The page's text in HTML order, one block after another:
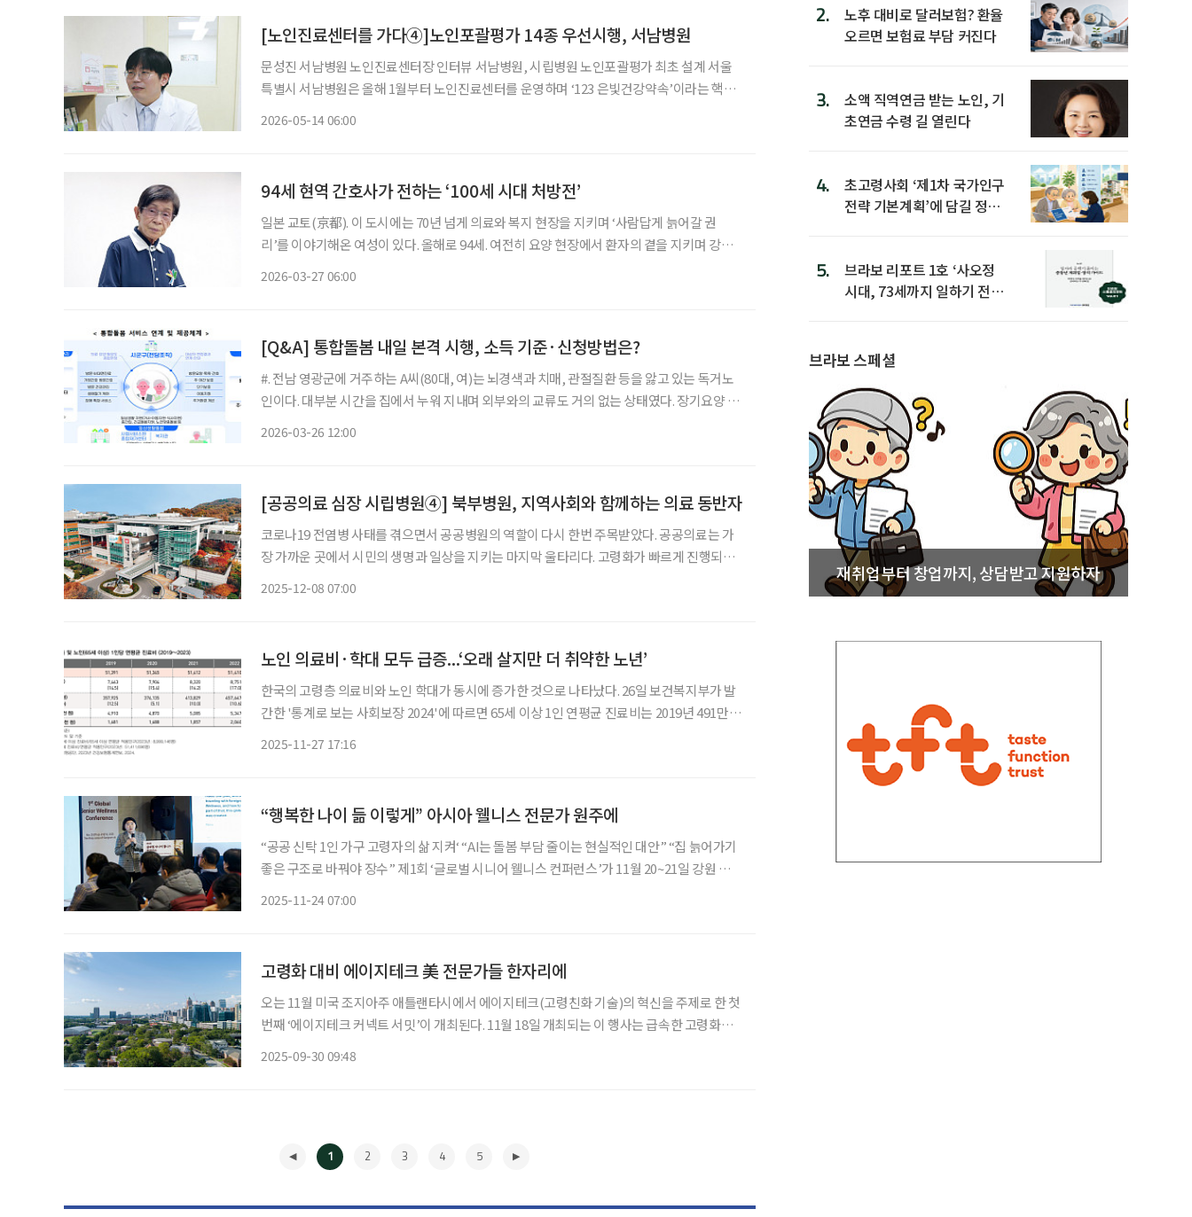
[노인진료센터를 가다④]노인포괄평가 14종 우선시행, 서남병원
문성진 서남병원 노인진료센터장 인터뷰 서남병원, 시립병원 노인포괄평가 최초 설계 서울
특별시 서남병원은 올해 1월부터 노인진료센터를 운영하며 ‘123 은빛건강약속’이라는 핵심
2026-05-14 06:00
94세 현역 간호사가 전하는 ‘100세 시대 처방전’
일본 교토(京都). 이 도시에는 70년 넘게 의료와 복지 현장을 지키며 ‘사람답게 늙어갈 권
리’를 이야기해온 여성이 있다. 올해로 94세. 여전히 요양 현장에서 환자의 곁을 지키며 강연
2026-03-27 06:00
[Q&A] 통합돌봄 내일 본격 시행, 소득 기준·신청방법은?
#. 전남 영광군에 거주하는 A씨(80대, 여)는 뇌경색과 치매, 관절질환 등을 앓고 있는 독거노
인이다. 대부분 시간을 집에서 누워 지내며 외부와의 교류도 거의 없는 상태였다. 장기요양 재
2026-03-26 12:00
[공공의료 심장 시립병원④] 북부병원, 지역사회와 함께하는 의료 동반자
코로나19 전염병 사태를 겪으면서 공공병원의 역할이 다시 한번 주목받았다. 공공의료는 가
장 가까운 곳에서 시민의 생명과 일상을 지키는 마지막 울타리다. 고령화가 빠르게 진행되는
2025-12-08 07:00
노인 의료비·학대 모두 급증...‘오래 살지만 더 취약한 노년’
한국의 고령층 의료비와 노인 학대가 동시에 증가한 것으로 나타났다. 26일 보건복지부가 발
간한 '통계로 보는 사회보장 2024'에 따르면 65세 이상 1인 연평균 진료비는 2019년 491만
2025-11-27 17:16
“행복한 나이 듦 이렇게” 아시아 웰니스 전문가 원주에
“공공 신탁 1인 가구 고령자의 삶 지켜‘ “AI는 돌봄 부담 줄이는 현실적인 대안” “집 늙어가기
좋은 구조로 바꿔야 장수” 제1회 ‘글로벌 시니어 웰니스 컨퍼런스’가 11월 20~21일 강원 원주
2025-11-24 07:00
고령화 대비 에이지테크 美 전문가들 한자리에
오는 11월 미국 조지아주 애틀랜타시에서 에이지테크(고령친화 기술)의 혁신을 주제로 한 첫
번째 ‘에이지테크 커넥트 서밋’이 개최된다. 11월 18일 개최되는 이 행사는 급속한 고령화가
2025-09-30 09:48
1 2 3 4 5
2.
노후 대비로 달러보험? 환율
오르면 보험료 부담 커진다
3.
소액 직역연금 받는 노인, 기
초연금 수령 길 열린다
4.
초고령사회 ‘제1차 국가인구
전략 기본계획’에 담길 정책
5.
브라보 리포트 1호 ‘사오정
시대, 73세까지 일하기 전략’
브라보 스페셜
재취업부터 창업까지, 상담받고 지원하자